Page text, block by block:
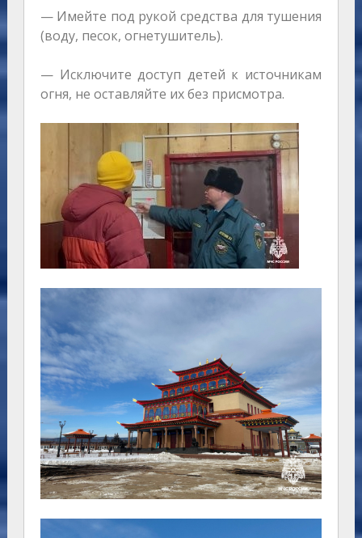
— Имейте под рукой средства для тушения
(воду, песок, огнетушитель).
— Исключите доступ детей к источникам
огня, не оставляйте их без присмотра.